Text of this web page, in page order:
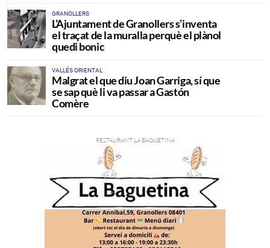
GRANOLLERS
L’Ajuntament de Granollers s’inventa
el traçat de la muralla perquè el plànol
quedi bonic
VALLÉS ORIENTAL
Malgrat el que diu Joan Garriga, sí que
se sap què li va passar a Gastón
Comère